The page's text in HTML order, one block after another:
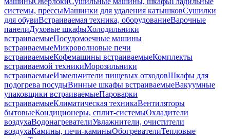
системы, прессыМашинки для удаления катышковСушилки
для обувиВстраиваемая техника, оборудованиеВарочные
панелиДуховые шкафыХолодильники
встраиваемыеПосудомоечные машины
встраиваемыеМикроволновые печи
встраиваемыеКофемашины встраиваемыеКомплекты
встраиваемой техникиМорозильники
встраиваемыеИзмельчители пищевых отходовШкафы для
подогрева посудыВинные шкафы встраиваемыеВакуумные
упаковщики встраиваемыеПароварки
встраиваемыеКлиматическая техникаВентиляторы
бытовыеКондиционеры, сплит-системыОхладители
воздухаВодонагревателиУвлажнители, очистители
воздухаКамины, печи-каминыОбогревателиТепловые